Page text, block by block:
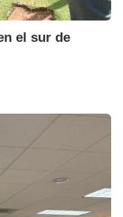
el sur de